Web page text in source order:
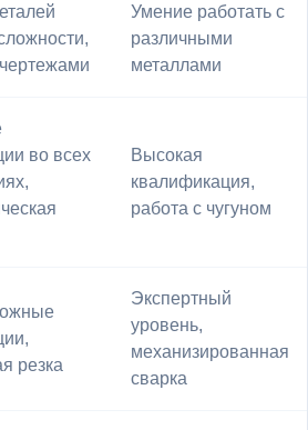
Умение работать с
различными
металлами
во всех
Высокая
квалификация,
работа с чугуном
резка
Экспертный
уровень,
механизированная
сварка